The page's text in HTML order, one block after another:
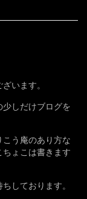
います。
しだけブログを
う庵のあり方な
ょこは書きます
しております。